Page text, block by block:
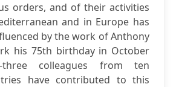
orders, and of their activities
and in Europe has
by the work of Anthony
his 75th birthday in October
three colleagues from ten
have contributed to this